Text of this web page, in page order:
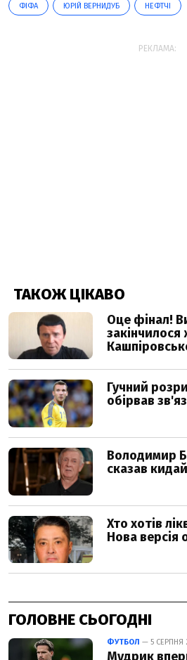
ФІФА ЮРІЙ ВЕРНИДУБ НЕФТЧІ
РЕКЛАМА:
ГОЛОВНЕ СЬОГОДНІ
ФУТБОЛ — 5 СЕРПНЯ
Мудрик